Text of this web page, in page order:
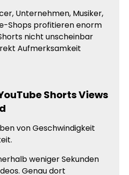
Unternehmen, Musiker,
Shops profitieren enorm
nicht unscheinbar
Aufmerksamkeit
Shorts Views
von Geschwindigkeit
weniger Sekunden
Genau dort